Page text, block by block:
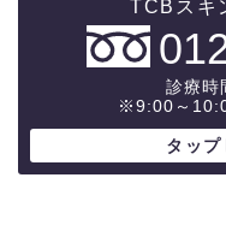
診療
※9:00～